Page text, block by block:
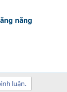
năng
luận.